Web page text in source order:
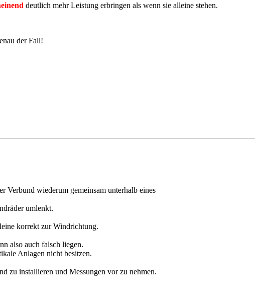
deutlich mehr Leistung erbringen als wenn sie alleine stehen.
der Fall!
Verbund wiederum gemeinsam unterhalb eines
umlenkt.
korrekt zur Windrichtung.
also auch falsch liegen.
Anlagen nicht besitzen.
zu installieren und Messungen vor zu nehmen.